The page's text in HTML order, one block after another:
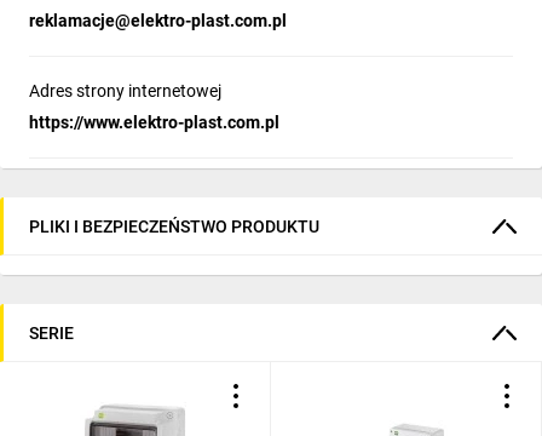
reklamacje@elektro-plast.com.pl
Adres strony internetowej
https://www.elektro-plast.com.pl
PLIKI I BEZPIECZEŃSTWO PRODUKTU
SERIE